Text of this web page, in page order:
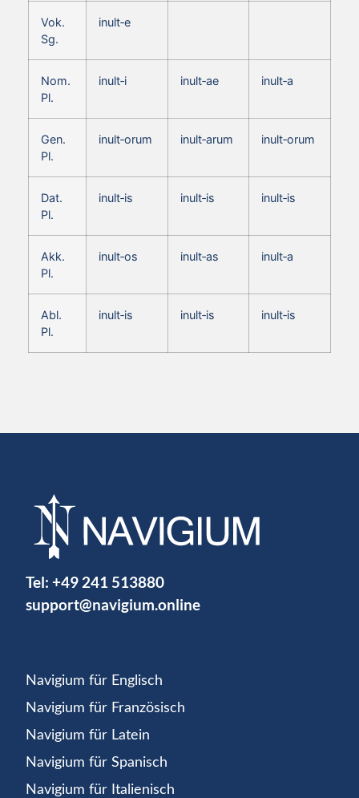
Vok.
Sg.
inult‑e
Nom.
Pl.
inult‑i inult‑ae inult‑a
Gen.
Pl.
inult‑orum inult‑arum inult‑orum
Dat.
Pl.
inult‑is inult‑is inult‑is
Akk.
Pl.
inult‑os inult‑as inult‑a
Abl.
Pl.
inult‑is inult‑is inult‑is
Tel: +49 241 513880
support@navigium.online
Navigium für Englisch
Navigium für Französisch
Navigium für Latein
Navigium für Spanisch
Navigium für Italienisch